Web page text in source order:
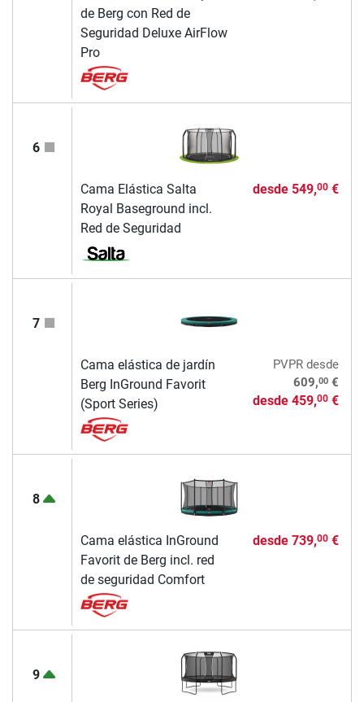
de Berg con Red de
Seguridad Deluxe AirFlow
Pro
6
Cama Elástica Salta
Royal Baseground incl.
Red de Seguridad
desde 549,00€
7
Cama elástica de jardín
Berg InGround Favorit
(Sport Series)
PVPRdesde
609,00€
desde 459,00€
8
Cama elástica InGround
Favorit de Berg incl. red
de seguridad Comfort
desde 739,00€
9